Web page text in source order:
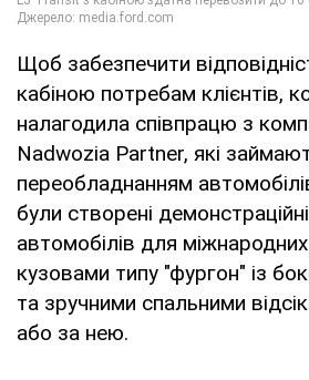
Щоб забезпечити
кабіною потребам клієнтів,
налагодила співпрацю з
Nadwozia Partner, які
переобладнанням
були створені
автомобілів для
кузовами типу "фургон" із
та зручними спальними
або за нею.